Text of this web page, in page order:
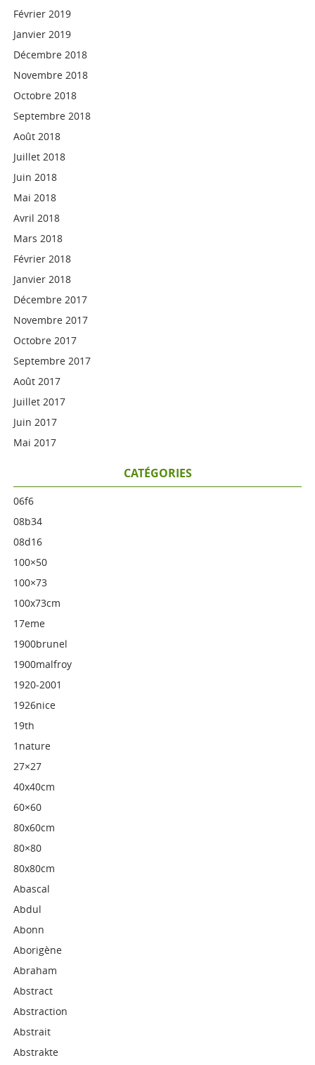
Février 2019
Janvier 2019
Décembre 2018
Novembre 2018
Octobre 2018
Septembre 2018
Août 2018
Juillet 2018
Juin 2018
Mai 2018
Avril 2018
Mars 2018
Février 2018
Janvier 2018
Décembre 2017
Novembre 2017
Octobre 2017
Septembre 2017
Août 2017
Juillet 2017
Juin 2017
Mai 2017
CATÉGORIES
06f6
08b34
08d16
100×50
100×73
100x73cm
17eme
1900brunel
1900malfroy
1920-2001
1926nice
19th
1nature
27×27
40x40cm
60×60
80x60cm
80×80
80x80cm
Abascal
Abdul
Abonn
Aborigène
Abraham
Abstract
Abstraction
Abstrait
Abstrakte